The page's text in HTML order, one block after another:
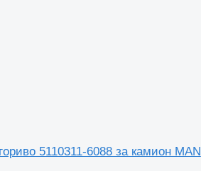
5110311-6088 за камион MAN